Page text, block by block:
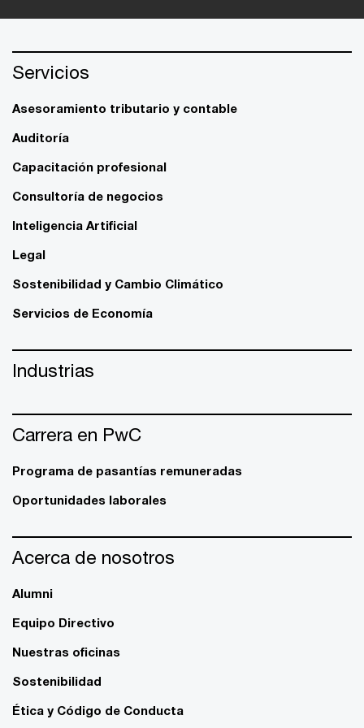
Servicios
Asesoramiento tributario y contable
Auditoría
Capacitación profesional
Consultoría de negocios
Inteligencia Artificial
Legal
Sostenibilidad y Cambio Climático
Servicios de Economía
Industrias
Carrera en PwC
Programa de pasantías remuneradas
Oportunidades laborales
Acerca de nosotros
Alumni
Equipo Directivo
Nuestras oficinas
Sostenibilidad
Ética y Código de Conducta